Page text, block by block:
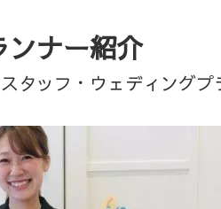
ンナー紹介
タッフ・ウェディング